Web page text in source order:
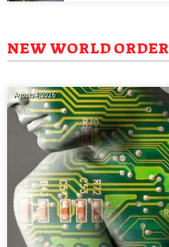
NEW WORLD ORDER
Agosto 4, 2026